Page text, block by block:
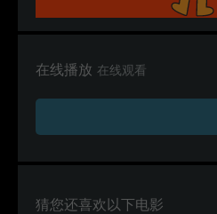
在线播放 在线观看
猜您还喜欢以下电影